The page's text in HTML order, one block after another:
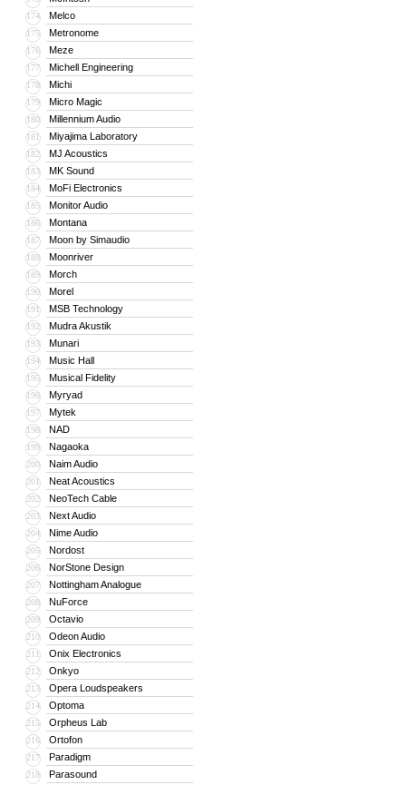
174 Melco
175 Metronome
176 Meze
177 Michell Engineering
178 Michi
179 Micro Magic
180 Millennium Audio
181 Miyajima Laboratory
182 MJ Acoustics
183 MK Sound
184 MoFi Electronics
185 Monitor Audio
186 Montana
187 Moon by Simaudio
188 Moonriver
189 Morch
190 Morel
191 MSB Technology
192 Mudra Akustik
193 Munari
194 Music Hall
195 Musical Fidelity
196 Myryad
197 Mytek
198 NAD
199 Nagaoka
200 Naim Audio
201 Neat Acoustics
202 NeoTech Cable
203 Next Audio
204 Nime Audio
205 Nordost
206 NorStone Design
207 Nottingham Analogue
208 NuForce
209 Octavio
210 Odeon Audio
211 Onix Electronics
212 Onkyo
213 Opera Loudspeakers
214 Optoma
215 Orpheus Lab
216 Ortofon
217 Paradigm
218 Parasound